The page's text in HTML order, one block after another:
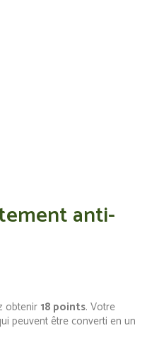
anti-
obtenir18 points. Votre
peuvent être converti en un